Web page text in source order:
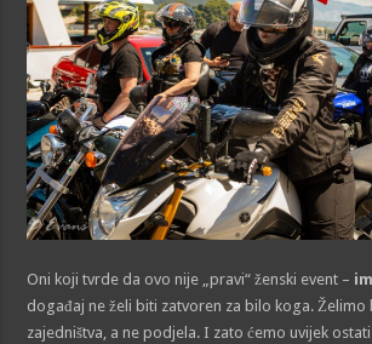
Oni koji tvrde da ovo nije „pravi“ ženski event –
događaj ne želi biti zatvoren za bilo koga.
zajedništva, a ne podjela. I zato ćemo uvijek